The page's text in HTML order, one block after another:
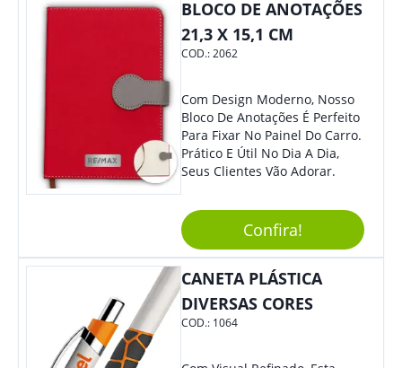
Se Assim Excelente Para Uso
Cotidiano. Perfeito, Não É?!
BLOCO DE ANOTAÇÕES
21,3 X 15,1 CM
COD.:2062
Com Design Moderno, Nosso
Bloco De Anotações É Perfeito
Para Fixar No Painel Do Carro.
Prático E Útil No Dia A Dia,
Seus Clientes Vão Adorar.
Confira!
CANETA PLÁSTICA
DIVERSAS CORES
COD.: 1064